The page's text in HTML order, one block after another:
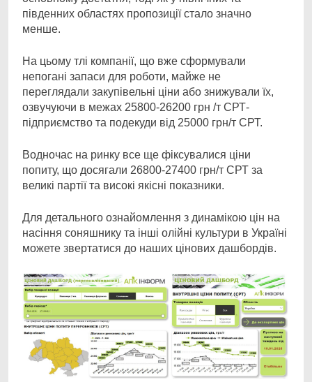
південних областях пропозиції стало значно
менше.
На цьому тлі компанії, що вже сформували
непогані запаси для роботи, майже не
переглядали закупівельні ціни або знижували їх,
озвучуючи в межах 25800-26200 грн /т СРТ-
підприємство та подекуди від 25000 грн/т СРТ.
Водночас на ринку все ще фіксувалися ціни
попиту, що досягали 26800-27400 грн/т СРТ за
великі партії та високі якісні показники.
Для детального ознайомлення з динамікою цін на
насіння соняшнику та інші олійні культури в Україні
можете звертатися до наших цінових дашбордів.